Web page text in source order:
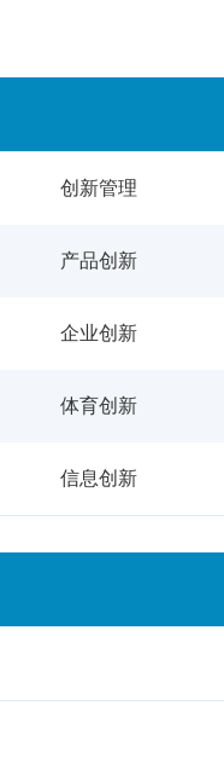
创新管理
产品创新
企业创新
体育创新
信息创新